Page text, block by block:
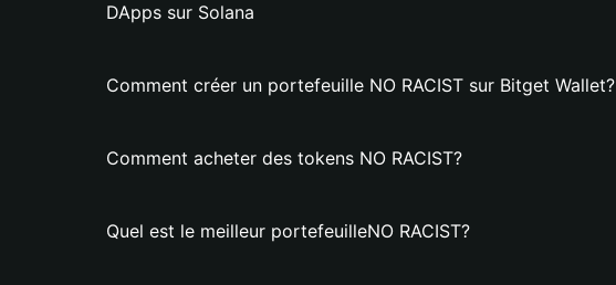
DApps sur Solana
Comment créer un portefeuille NO RACIST sur Bitget Wallet?
Comment acheter des tokens NO RACIST?
Quel est le meilleur portefeuilleNO RACIST?